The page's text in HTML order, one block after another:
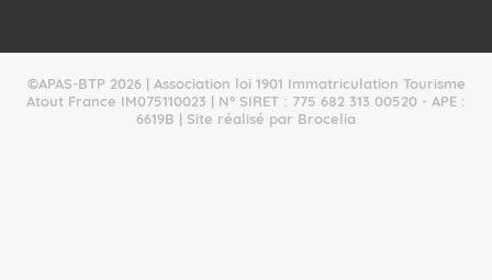
©APAS-BTP 2026 | Association loi 1901 Immatriculation Tourisme
Atout France IM075110023 | N° SIRET : 775 682 313 00520 - APE :
6619B | Site réalisé par Brocelia